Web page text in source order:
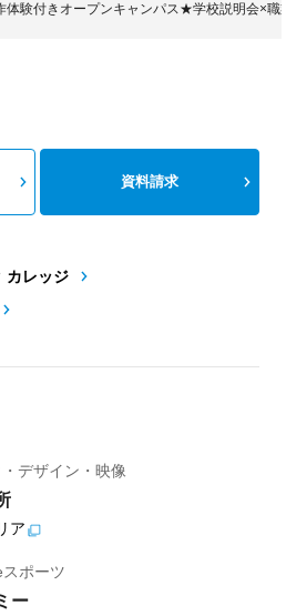
体験付きオープンキャンパス★学校説明会×職
カレッジ
資料請求
デザイン・映像
ア
ポーツ
ー